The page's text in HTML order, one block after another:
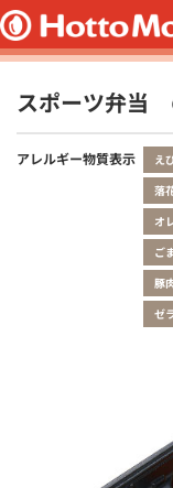
スポーツ弁当
アレルギー物質表示 え
落
オ
ご
豚
ゼ